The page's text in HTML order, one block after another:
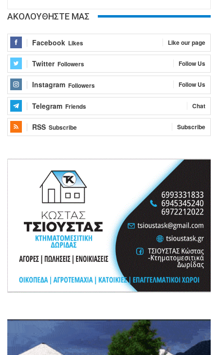
ΑΚΟΛΟΥΘΗΣΤΕ ΜΑΣ
Facebook Likes Like our page
Twitter Followers Follow Us
Instagram Followers Follow Us
Telegram Friends Chat
RSS Subscribe Subscribe